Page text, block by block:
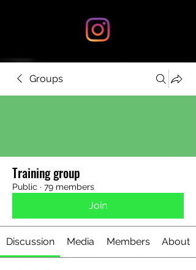
Groups
Training group
Public · 79 members
Join
Discussion Media Members About